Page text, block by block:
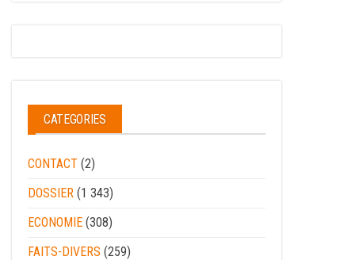
CATEGORIES
CONTACT (2)
DOSSIER (1 343)
ECONOMIE (308)
FAITS-DIVERS (259)